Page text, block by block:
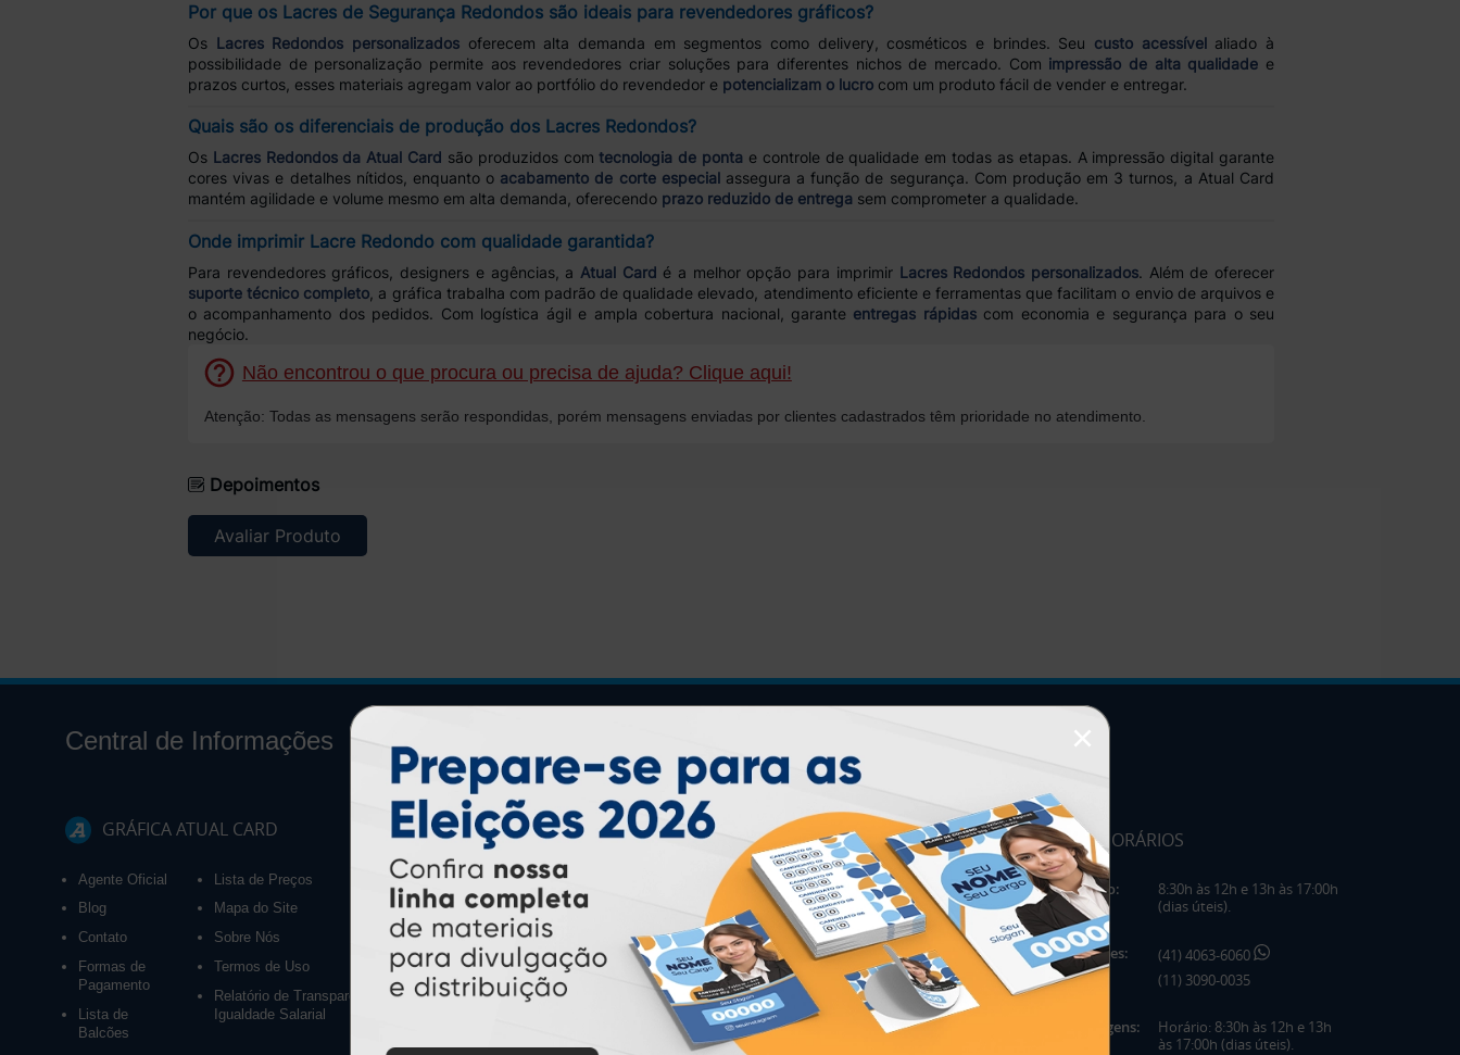
Por que os Lacres de Segurança Redondos são ideais para revendedores gráficos?
Os Lacres Redondos personalizados oferecem alta demanda em segmentos como delivery, cosméticos e brindes. Seu custo acessívelaliado à
possibilidade de personalização permite aos revendedores criar soluções para diferentes nichos de mercado. Com impressão de alta qualidade e
prazos curtos, esses materiais agregam valor ao portfólio do revendedor e potencializam o lucro com um produto fácil de vender e entregar.
Quais são os diferenciais de produção dos Lacres Redondos?
Os Lacres Redondos da Atual Card são produzidos comtecnologia de ponta e controle de qualidade em todas as etapas. A impressão digital garante
cores vivas e detalhes nítidos, enquanto o acabamento de corte especialassegura a função de segurança. Com produção em 3 turnos, a Atual Card
mantém agilidade e volume mesmo em alta demanda, oferecendo prazo reduzido de entrega sem comprometer a qualidade.
Onde imprimir Lacre Redondo com qualidade garantida?
Para revendedores gráficos, designers e agências, a Atual Card é a melhor opção para imprimir Lacres Redondos personalizados. Além de oferecer
suporte técnico completo , a gráfica trabalha com padrão de qualidade elevado, atendimento eficiente e ferramentas que facilitam o envio de arquivos e
o acompanhamento dos pedidos. Com logística ágil e ampla cobertura nacional, garante entregas rápidascom economia e segurança para o seu
negócio.
Não encontrou o que procura ou precisa de ajuda? Clique aqui!
Atenção: Todas as mensagens serão respondidas, porém mensagens enviadas por clientes cadastrados têm prioridade no atendimento.
Depoimentos
Avaliar Produto
Central de Informações
GRÁFICA ATUAL CARD
Agente Oficial
Blog
Contato
Formas de
Pagamento
Lista de
Balcões
Lista de Preços
Mapa do Site
Sobre Nós
Termos de Uso
Relatório de Transparência e
Igualdade Salarial
INSTRUÇÕES
Inicio
Como Comprar
Como exportar em
PDF/X1-a
Entrega 12 Horas
Garantia
Montagem e Fechamento de
Arquivo
Perguntas Frequentes
HORÁRIOS
Horário:
8:30h às 12h e 13h às 17:00h
(dias úteis).
Telefones:
(41) 4063-6060
(11) 3090-0035
Mensagens:
Horário: 8:30h às 12h e 13h
às 17:00h (dias úteis).